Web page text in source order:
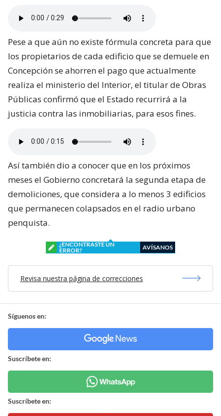
Pese a que aún no existe fórmula concreta para que
los propietarios de cada edificio que se demuele en
Concepción se ahorren el pago que actualmente
realiza el ministerio del Interior, el titular de Obras
Públicas confirmó que el Estado recurrirá a la
justicia contra las inmobiliarias, para esos fines.
Así también dio a conocer que en los próximos
meses el Gobierno concretará la segunda etapa de
demoliciones, que considera a lo menos 3 edificios
que permanecen colapsados en el radio urbano
penquista.
¿ENCONTRASTE UN
ERROR?
AVÍSANOS
Revisa nuestra página de correcciones
Síguenos en:
Suscríbete en:
Suscríbete en: